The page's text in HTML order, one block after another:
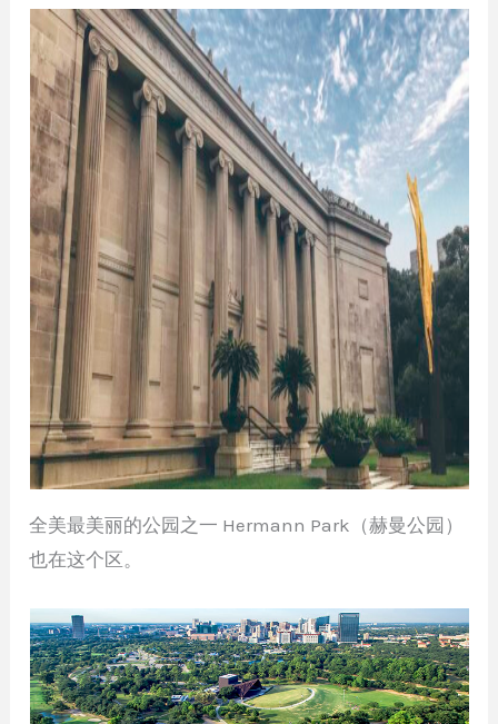
全美最美丽的公园之一 Hermann Park（赫曼公园）
也在这个区。